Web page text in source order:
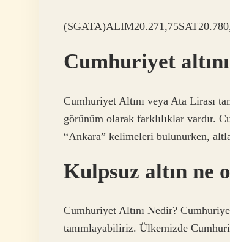
Cumhuriyet
Cumhuriyet Altını veya Ata Lirası
görünüm olarak farklılıklar vardır.
“Ankara” kelimeleri bulunurken,
Kulpsuz altın ne
Cumhuriyet Altını Nedir?
tanımlayabiliriz. Ülkemizde